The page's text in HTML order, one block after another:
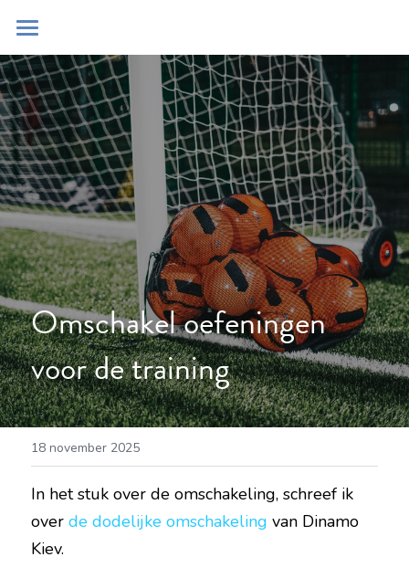
Home
Blog
Contact
Zoeken
POWERED BY
Omschakel oefeningen
voor de training
18 november 2025
In het stuk over de omschakeling, schreef ik
over de dodelijke omschakeling van Dinamo
Kiev.